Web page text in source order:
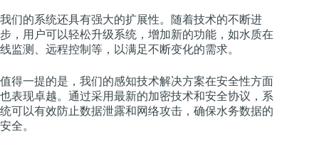
我们的系统还具有强大的扩展性。随着技术的不断进
步，用户可以轻松升级系统，增加新的功能，如水质在
线监测、远程控制等，以满足不断变化的需求。
值得一提的是，我们的感知技术解决方案在安全性方面
也表现卓越。通过采用最新的加密技术和安全协议，系
统可以有效防止数据泄露和网络攻击，确保水务数据的
安全。